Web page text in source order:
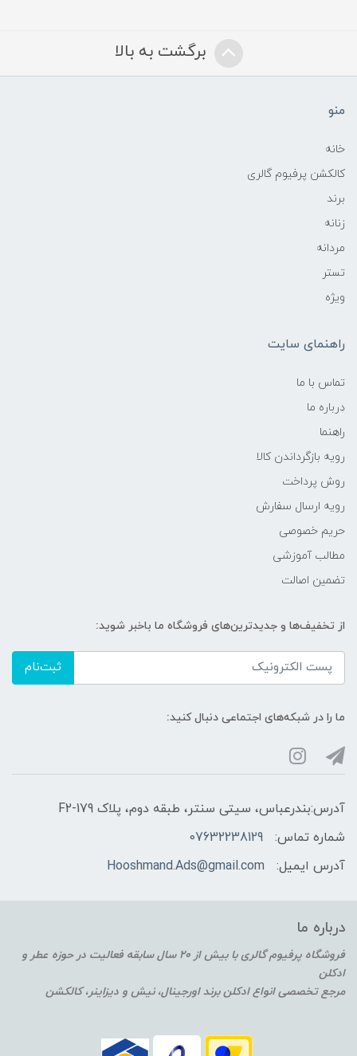
برگشت به بالا
منو
خانه
کالکشن پرفیوم گالری
برند
زنانه
مردانه
تستر
ویژه
راهنمای سایت
تماس با ما
درباره ما
راهنما
رویه‌ بازگرداندن کالا
روش پرداخت
رویه ارسال سفارش
حریم خصوصی
مطالب آموزشی
تضمین اصالت
از تخفیف‌ها و جدیدترین‌های فروشگاه ما باخبر شوید:
ثبت‌نام
ما را در شبکه‌های اجتماعی دنبال کنید:
آدرس:بندرعباس، سیتی سنتر، طبقه دوم، پلاک F2-179
شماره تماس:
07632238129
آدرس ایمیل:
Hooshmand.Ads@gmail.com
درباره ما
فروشگاه پرفیوم گالری با بیش از 20 سال سابقه فعالیت در حوزه عطر و
ادکلن
مرجع تخصصی انواع ادکلن برند اورجینال، نیش و دیزاینر، کالکشن